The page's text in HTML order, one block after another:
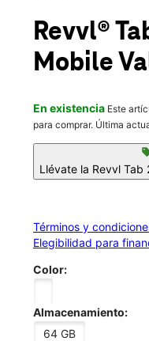
location_on
10965 Main St El
Revvl®
Mobile
En existencia Este
para comprar. Última
Llévate la Revvl Tab
Términos y
Elegibilidad para
Color:
Almacenamiento:
64 GB